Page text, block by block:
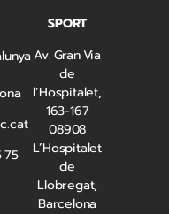
75
SPORT
Av. Gran Via
de
l’Hospitalet,
163-167
08908
L’Hospitalet
de
Llobregat,
Barcelona